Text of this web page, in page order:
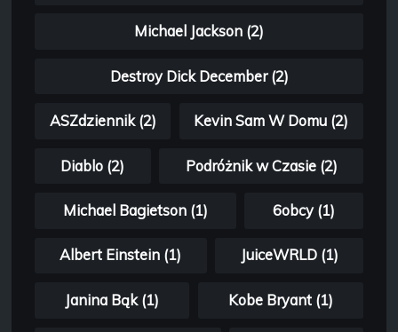
Michael Jackson (2)
Destroy Dick December (2)
ASZdziennik (2) Kevin Sam W Domu (2)
Diablo (2) Podróżnik w Czasie (2)
Michael Bagietson (1) 6obcy (1)
Albert Einstein (1) JuiceWRLD (1)
Janina Bąk (1) Kobe Bryant (1)